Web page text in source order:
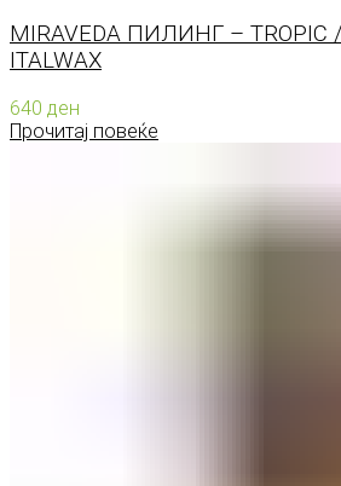
MIRAVEDA ПИЛИНГ – TROPIC
ITALWAX
640 ден
Прочитај повеќе